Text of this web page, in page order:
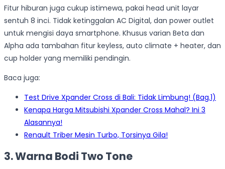
Fitur hiburan juga cukup istimewa, pakai head unit layar
sentuh 8 inci. Tidak ketinggalan AC Digital, dan power outlet
untuk mengisi daya smartphone. Khusus varian Beta dan
Alpha ada tambahan fitur keyless, auto climate + heater, dan
cup holder yang memiliki pendingin.
Baca juga:
Test Drive Xpander Cross di Bali: Tidak Limbung! (Bag.1)
Kenapa Harga Mitsubishi Xpander Cross Mahal? Ini 3
Alasannya!
Renault Triber Mesin Turbo, Torsinya Gila!
3. Warna Bodi Two Tone